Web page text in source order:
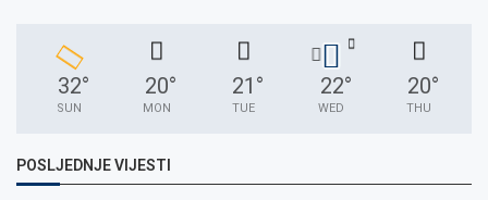
32°
SUN
20°
MON
21 °
TUE
22°
WED
20°
THU
POSLJEDNJE VIJESTI